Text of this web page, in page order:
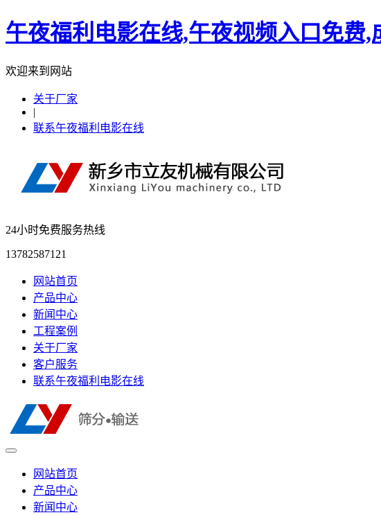
午夜福利电影在线,午夜视频入口免费
欢迎来到网站
关于厂家
|
联系午夜福利电影在线
24小时免费服务热线
13782587121
网站首页
产品中心
新闻中心
工程案例
关于厂家
客户服务
联系午夜福利电影在线
网站首页
产品中心
新闻中心